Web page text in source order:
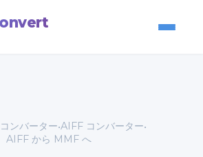
ンバーター•AIFF コンバーター•
AIFF から MMF へ